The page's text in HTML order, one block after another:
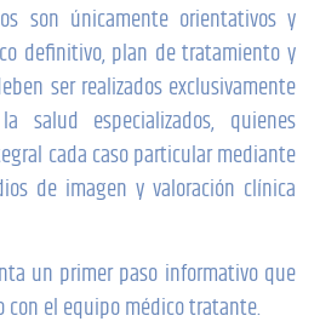
son únicamente orientativos y
definitivo, plan de tratamiento y
ser realizados exclusivamente
salud especializados, quienes
cada caso particular mediante
de imagen y valoración clínica
un primer paso informativo que
el equipo médico tratante.